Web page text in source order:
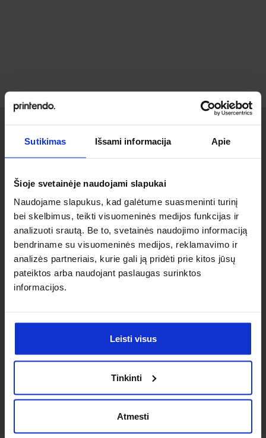
Sutikimas Išsami informacija Apie
Šioje svetainėje naudojami slapukai
Naudojame slapukus, kad galėtume suasmeninti turinį
bei skelbimus, teikti visuomeninės medijos funkcijas ir
analizuoti srautą. Be to, svetainės naudojimo informaciją
bendriname su visuomeninės medijos, reklamavimo ir
analizės partneriais, kurie gali ją pridėti prie kitos jūsų
pateiktos arba naudojant paslaugas surinktos
informacijos.
Leisti visus
Tinkinti
Atmesti
Ieškai
individualaus
sprendimo?
Susisiek su mumis dėl
nestandartinio produkto aptarimo.
Susisiekti